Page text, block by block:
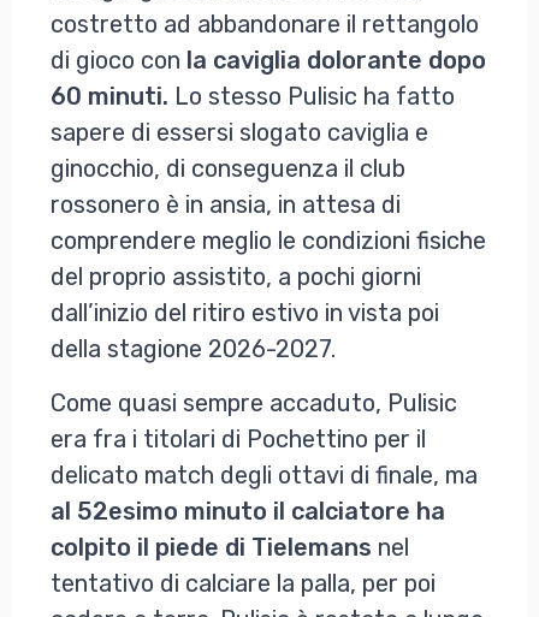
costretto ad abbandonare il rettangolo
di gioco con la caviglia dolorante dopo
60 minuti. Lo stesso Pulisic ha fatto
sapere di essersi slogato caviglia e
ginocchio, di conseguenza il club
rossonero è in ansia, in attesa di
comprendere meglio le condizioni fisiche
del proprio assistito, a pochi giorni
dall’inizio del ritiro estivo in vista poi
della stagione 2026-2027.
Come quasi sempre accaduto, Pulisic
era fra i titolari di Pochettino per il
delicato match degli ottavi di finale, ma
al 52esimo minuto il calciatore ha
colpito il piede di Tielemans nel
tentativo di calciare la palla, per poi